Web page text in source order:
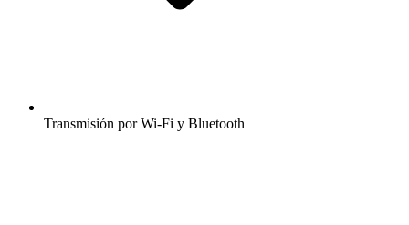
Transmisión por Wi-Fi y Bluetooth